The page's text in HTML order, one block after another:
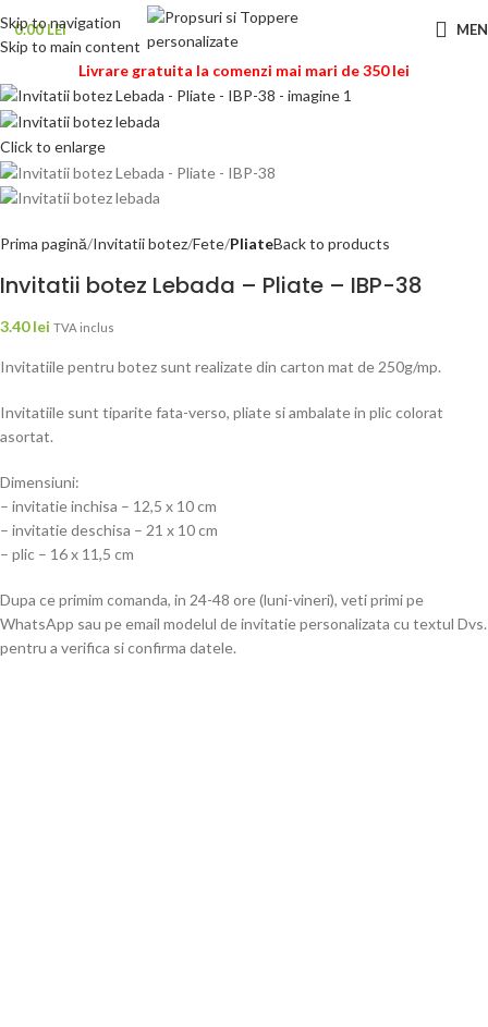
Skip to navigation
Skip to main content
0.00LEI
Livrare gratuita la comenzi mai mari de 350 lei
Click to enlarge
Prima pagină Invitatii botez Fete PliateBack to products
Invitatii botez Lebada – Pliate – IBP-38
3.40lei TVA inclus
Invitatiile pentru botez sunt realizate din carton mat de 250g/mp.
Invitatiile sunt tiparite fata-verso, pliate si ambalate in plic colorat
asortat.
Dimensiuni:
– invitatie inchisa – 12,5 x 10 cm
– invitatie deschisa – 21 x 10 cm
– plic – 16 x 11,5 cm
Dupa ce primim comanda, in 24-48 ore (luni-vineri), veti primi pe
WhatsApp sau pe email modelul de invitatie personalizata cu textul Dvs.
pentru a verifica si confirma datele.